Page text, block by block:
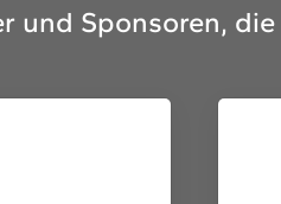
und Sponsoren,